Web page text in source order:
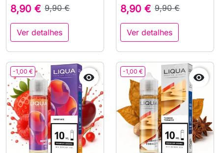
8,90 € 9,90 €
Ver detalhes
8,90 € 9,90 €
Ver detalhes
-1,00 €  -1,00 € 